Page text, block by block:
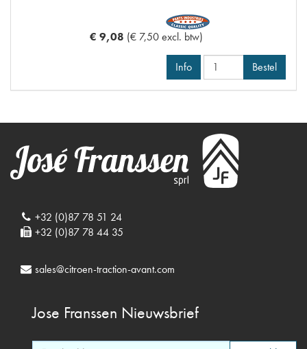
€ 9,08 (€ 7,50 excl. btw)
Info Bestel
+32 (0)87 78 51 24
+32 (0)87 78 44 35
sales@citroen-traction-avant.com
Jose Franssen Nieuwsbrief